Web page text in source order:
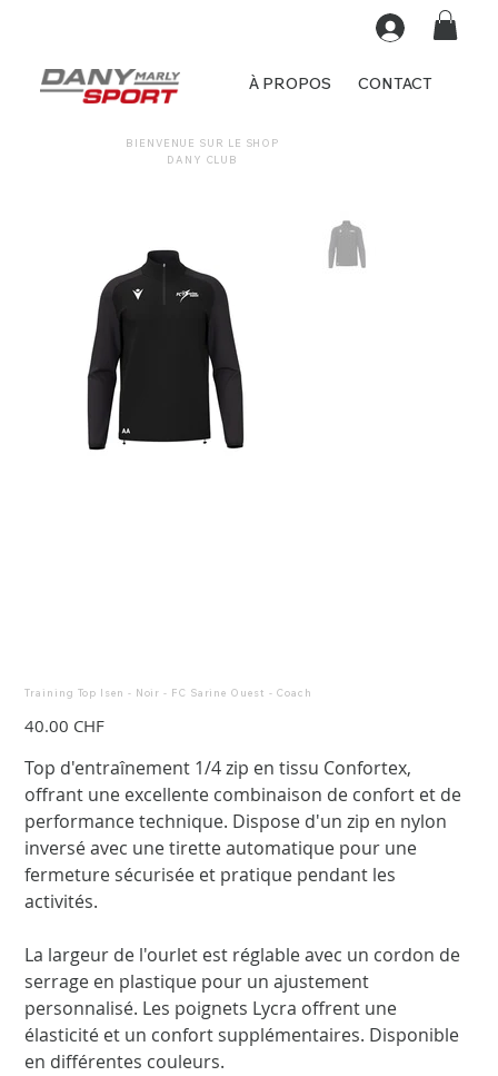
DANY CLUB
BIENVENUE SUR LE SHOP
À PROPOS CONTACT
Training Top Isen - Noir - FC Sarine Ouest - Coach
40.00 CHF
Top d'entraînement 1/4 zip en tissu Confortex,
offrant une excellente combinaison de confort et de
performance technique. Dispose d'un zip en nylon
inversé avec une tirette automatique pour une
fermeture sécurisée et pratique pendant les
activités.
La largeur de l'ourlet est réglable avec un cordon de
serrage en plastique pour un ajustement
personnalisé. Les poignets Lycra offrent une
élasticité et un confort supplémentaires. Disponible
en différentes couleurs.